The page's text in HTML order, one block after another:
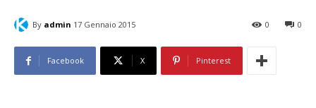
By admin 17 Gennaio 2015 0
0
Facebook X Pinterest